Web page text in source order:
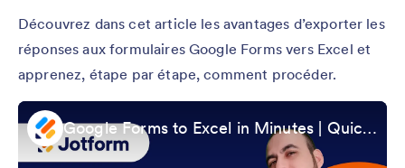
Découvrez dans cet article les avantages d’exporter les
réponses aux formulaires Google Forms vers Excel et
apprenez, étape par étape, comment procéder.
Google Forms to Excel in Minutes | Quick Data Export Tutorial